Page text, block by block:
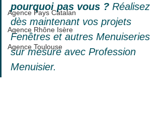
Agence Pays Catalan
Agence Rhône Isère
Agence Toulouse
pourquoi pas vous ? Réalisez
dès maintenant vos projets
Fenêtres et autres Menuiseries
sur mesure avec Profession
Menuisier.